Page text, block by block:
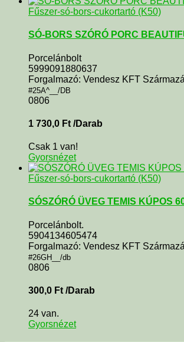
Fűszer-só-bors-cukortartó (K50)
SÓ-BORS SZÓRÓ PORC
Porcelánbolt
5999091880637
Forgalmazó: Vendesz KFT
#25A^__/DB
0806
1 730,0 Ft /Darab
Csak 1 van!
Gyorsnézet
Fűszer-só-bors-cukortartó (K50)
SÓSZÓRÓ ÜVEG TEMIS KÚPOS
Porcelánbolt.
5904134605474
Forgalmazó: Vendesz KFT
#26GH__/db
0806
300,0 Ft /Darab
24 van.
Gyorsnézet